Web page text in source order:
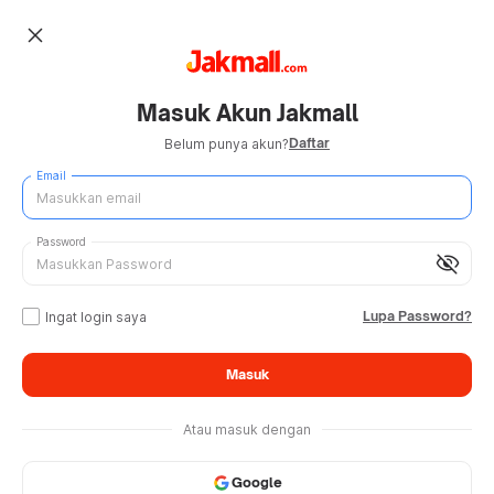
close
Masuk Akun Jakmall
Belum punya akun?Daftar
Email
visibility_off
Password
Ingat login saya Lupa Password?
Masuk
Atau masuk dengan
Google